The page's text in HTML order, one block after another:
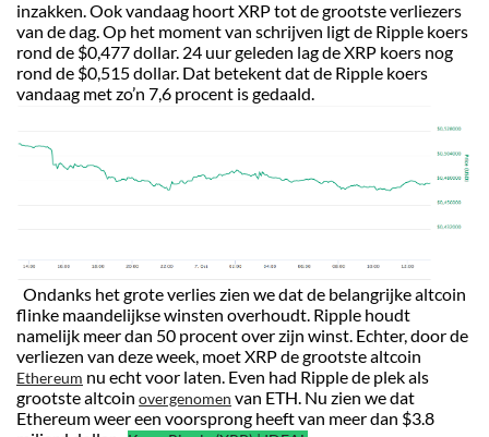
inzakken. Ook vandaag hoort XRP tot de grootste verliezers
van de dag. Op het moment van schrijven ligt de Ripple koers
rond de $0,477 dollar. 24 uur geleden lag de XRP koers nog
rond de $0,515 dollar. Dat betekent dat de Ripple koers
vandaag met zo’n 7,6 procent is gedaald.
Ondanks het grote verlies zien we dat de belangrijke altcoin
flinke maandelijkse winsten overhoudt. Ripple houdt
namelijk meer dan 50 procent over zijn winst. Echter, door de
verliezen van deze week, moet XRP de grootste altcoin
Ethereum nu echt voor laten. Even had Ripple de plek als
grootste altcoin overgenomen van ETH. Nu zien we dat
Ethereum weer een voorsprong heeft van meer dan $3.8